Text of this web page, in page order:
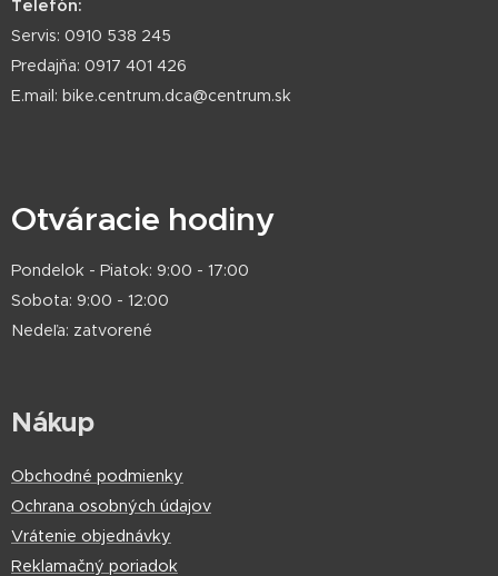
Telefón:
Servis: 0910 538 245
Predajňa: 0917 401 426
E.mail: bike.centrum.dca@centrum.sk
Otváracie hodiny
Pondelok - Piatok: 9:00 - 17:00
Sobota: 9:00 - 12:00
Nedeľa: zatvorené
Nákup
Obchodné podmienky
Ochrana osobných údajov
Vrátenie objednávky
Reklamačný poriadok